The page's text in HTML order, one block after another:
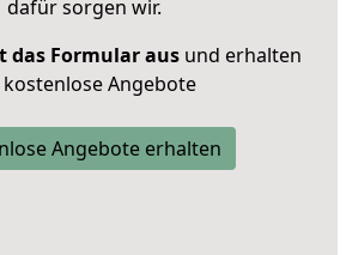
dafür sorgen wir.
das Formular ausund erhalten
kostenlose Angebote
Angebote erhalten